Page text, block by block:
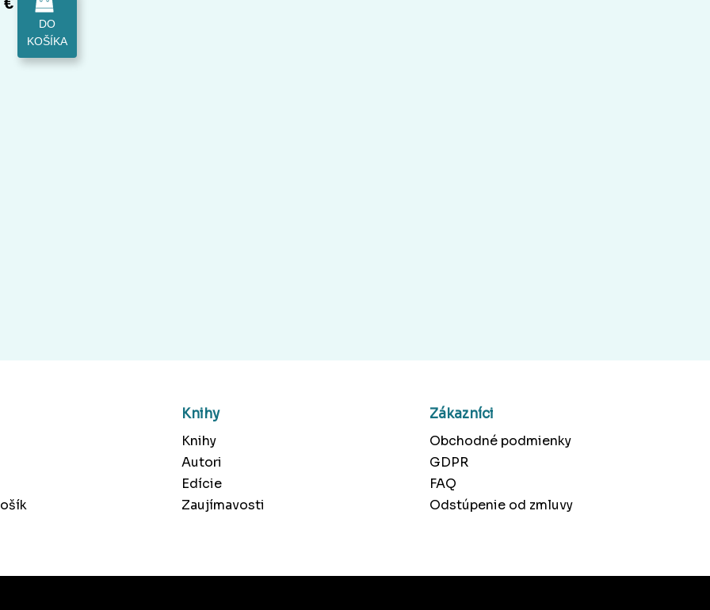
DO
KOŠÍKA
Knihy
Knihy
Autori
Edície
Zaujímavosti
Zákazníci
Obchodné podmienky
GDPR
FAQ
Odstúpenie od zmluvy